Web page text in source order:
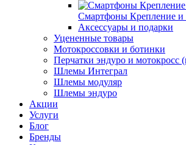
Смартфоны Крепление и
Аксессуары и подарки
Уцененные товары
Мотокроссовки и ботинки
Перчатки эндуро и мотокросс
Шлемы Интеграл
Шлемы модуляр
Шлемы эндуро
Акции
Услуги
Блог
Бренды